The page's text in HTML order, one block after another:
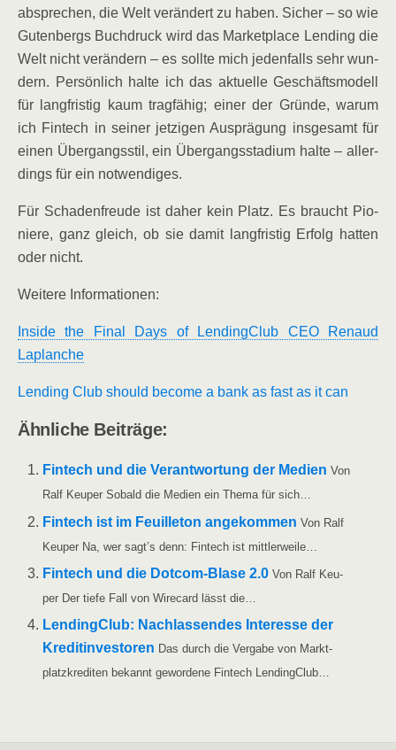
abspre­chen, die Welt ver­än­dert zu haben. Sicher – so wie
Guten­bergs Buch­druck wird das Mar­ket­place Len­ding die
Welt nicht ver­än­dern – es soll­te mich jeden­falls sehr wun­
dern. Per­sön­lich hal­te ich das aktu­el­le Geschäfts­mo­dell
für lang­fris­tig kaum trag­fä­hig; einer der Grün­de, war­um
ich Fin­tech in sei­ner jet­zi­gen Aus­prä­gung ins­ge­samt für
einen Über­gangs­stil, ein Über­gangs­sta­di­um hal­te – aller­
dings für ein notwendiges.
Für Scha­den­freu­de ist daher kein Platz. Es braucht Pio­
nie­re, ganz gleich, ob sie damit lang­fris­tig Erfolg hat­ten
oder nicht.
Wei­te­re Informationen:
Insi­de the Final Days of Len­ding­Club CEO Renaud
Laplanche
Len­ding Club should beco­me a bank as fast as it can
Ähn­li­che Beiträge:
Fin­tech und die Ver­ant­wor­tung der Medi­en Von
Ralf Keu­per Sobald die Medi­en ein The­ma für sich…
Fin­tech ist im Feuil­le­ton ange­kom­men Von Ralf
Keu­per Na, wer sagt’s denn: Fin­tech ist mittlerweile…
Fin­tech und die Dot­­com-Bla­­se 2.0 Von Ralf Keu­
per Der tie­fe Fall von Wire­card lässt die…
Len­ding­Club: Nach­las­sen­des Inter­es­se der
Kre­dit­in­ves­to­ren Das durch die Ver­ga­be von Markt­
platz­kre­di­ten bekannt gewor­de­ne Fin­tech LendingClub…